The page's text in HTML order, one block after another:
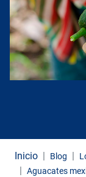
Inicio Blog
Aguacates